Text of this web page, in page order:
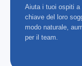
Aiuta i tuoi ospiti a
chiave del loro
modo naturale,
per il team.